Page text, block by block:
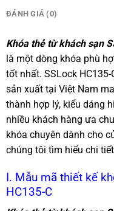
ĐÁNH GIÁ (0)
Khóa thẻ từ khách sạn
là một dòng khóa phù
tốt nhất. SSLock
sản xuất tại Việt Nam
thành hợp lý, kiểu dáng
nhiều khách hàng ưa
khóa chuyên dành cho
chúng tôi tìm hiểu chi
I. Mẫu mã thiết kế
HC135-C